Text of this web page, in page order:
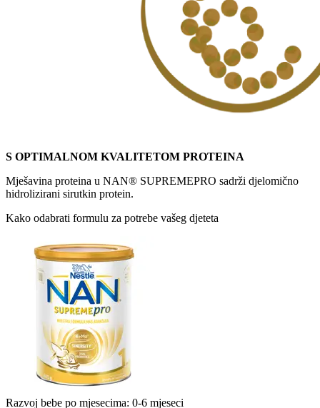
S OPTIMALNOM KVALITETOM PROTEINA
Mješavina proteina u NAN® SUPREMEPRO sadrži djelomično
hidrolizirani sirutkin protein.​
Kako odabrati formulu za potrebe vašeg djeteta
Razvoj bebe po mjesecima: 0-6 mjeseci